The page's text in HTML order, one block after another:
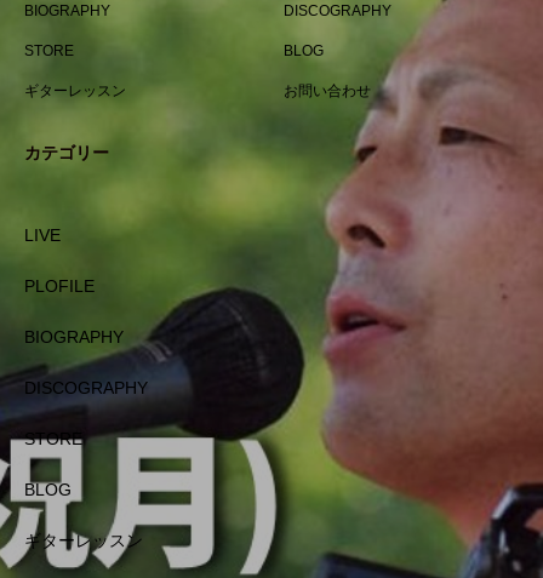
BIOGRAPHY DISCOGRAPHY
STORE BLOG
ギターレッスン お問い合わせ
カテゴリー
LIVE
PLOFILE
BIOGRAPHY
DISCOGRAPHY
STORE
BLOG
ギターレッスン